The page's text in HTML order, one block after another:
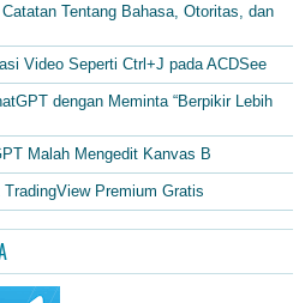
Tentang Bahasa, Otoritas, dan
Video Seperti Ctrl+J pada ACDSee
dengan Meminta “Berpikir Lebih
Malah Mengedit Kanvas B
Premium Gratis